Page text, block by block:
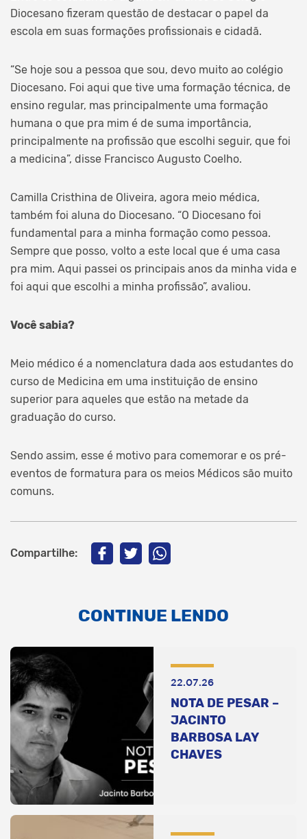
Diocesano fizeram questão de destacar o papel da
escola em suas formações profissionais e cidadã.
“Se hoje sou a pessoa que sou, devo muito ao colégio
Diocesano. Foi aqui que tive uma formação técnica, de
ensino regular, mas principalmente uma formação
humana o que pra mim é de suma importância,
principalmente na profissão que escolhi seguir, que foi
a medicina”, disse Francisco Augusto Coelho.
Camilla Cristhina de Oliveira, agora meio médica,
também foi aluna do Diocesano. “O Diocesano foi
fundamental para a minha formação como pessoa.
Sempre que posso, volto a este local que é uma casa
pra mim. Aqui passei os principais anos da minha vida e
foi aqui que escolhi a minha profissão”, avaliou.
Você sabia?
Meio médico é a nomenclatura dada aos estudantes do
curso de Medicina em uma instituição de ensino
superior para aqueles que estão na metade da
graduação do curso.
Sendo assim, esse é motivo para comemorar e os pré-
eventos de formatura para os meios Médicos são muito
comuns.
Compartilhe:
CONTINUE LENDO
22.07.26
NOTA DE PESAR –
JACINTO
BARBOSA LAY
CHAVES